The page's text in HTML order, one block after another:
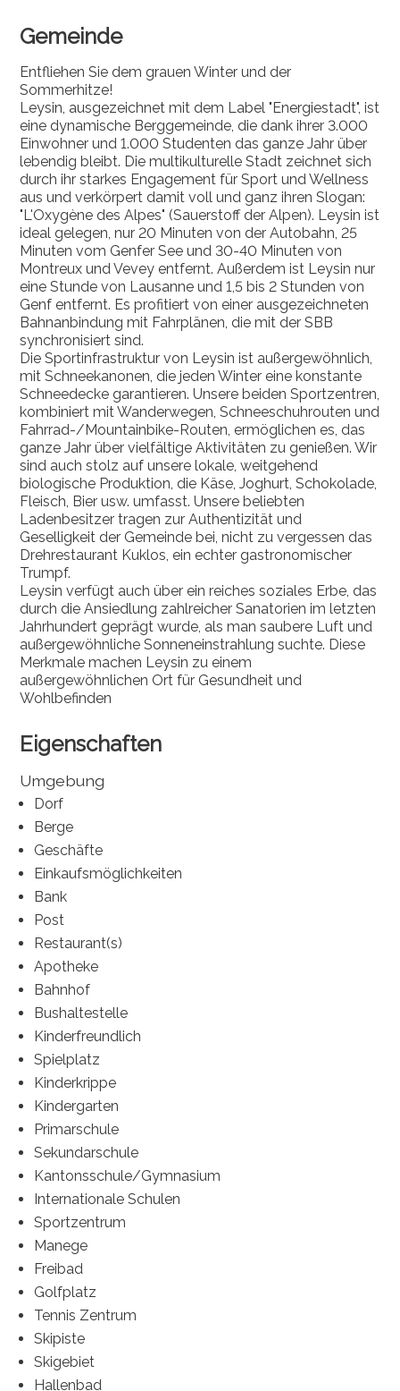
Gemeinde
Entfliehen Sie dem grauen Winter und der
Sommerhitze!
Leysin, ausgezeichnet mit dem Label "Energiestadt", ist
eine dynamische Berggemeinde, die dank ihrer 3.000
Einwohner und 1.000 Studenten das ganze Jahr über
lebendig bleibt. Die multikulturelle Stadt zeichnet sich
durch ihr starkes Engagement für Sport und Wellness
aus und verkörpert damit voll und ganz ihren Slogan:
"L'Oxygène des Alpes" (Sauerstoff der Alpen). Leysin ist
ideal gelegen, nur 20 Minuten von der Autobahn, 25
Minuten vom Genfer See und 30-40 Minuten von
Montreux und Vevey entfernt. Außerdem ist Leysin nur
eine Stunde von Lausanne und 1,5 bis 2 Stunden von
Genf entfernt. Es profitiert von einer ausgezeichneten
Bahnanbindung mit Fahrplänen, die mit der SBB
synchronisiert sind.
Die Sportinfrastruktur von Leysin ist außergewöhnlich,
mit Schneekanonen, die jeden Winter eine konstante
Schneedecke garantieren. Unsere beiden Sportzentren,
kombiniert mit Wanderwegen, Schneeschuhrouten und
Fahrrad-/Mountainbike-Routen, ermöglichen es, das
ganze Jahr über vielfältige Aktivitäten zu genießen. Wir
sind auch stolz auf unsere lokale, weitgehend
biologische Produktion, die Käse, Joghurt, Schokolade,
Fleisch, Bier usw. umfasst. Unsere beliebten
Ladenbesitzer tragen zur Authentizität und
Geselligkeit der Gemeinde bei, nicht zu vergessen das
Drehrestaurant Kuklos, ein echter gastronomischer
Trumpf.
Leysin verfügt auch über ein reiches soziales Erbe, das
durch die Ansiedlung zahlreicher Sanatorien im letzten
Jahrhundert geprägt wurde, als man saubere Luft und
außergewöhnliche Sonneneinstrahlung suchte. Diese
Merkmale machen Leysin zu einem
außergewöhnlichen Ort für Gesundheit und
Wohlbefinden
Eigenschaften
Umgebung
Dorf
Berge
Geschäfte
Einkaufsmöglichkeiten
Bank
Post
Restaurant(s)
Apotheke
Bahnhof
Bushaltestelle
Kinderfreundlich
Spielplatz
Kinderkrippe
Kindergarten
Primarschule
Sekundarschule
Kantonsschule/Gymnasium
Internationale Schulen
Sportzentrum
Manege
Freibad
Golfplatz
Tennis Zentrum
Skipiste
Skigebiet
Hallenbad